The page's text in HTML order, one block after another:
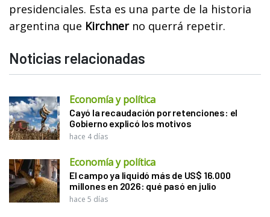
presidenciales. Esta es una parte de la historia
argentina que Kirchnerno querrá repetir.
Noticias relacionadas
Economía y política
Cayó la recaudación por retenciones: el
Gobierno explicó los motivos
hace 4 días
Economía y política
El campo ya liquidó más de US$ 16.000
millones en 2026: qué pasó en julio
hace 5 días